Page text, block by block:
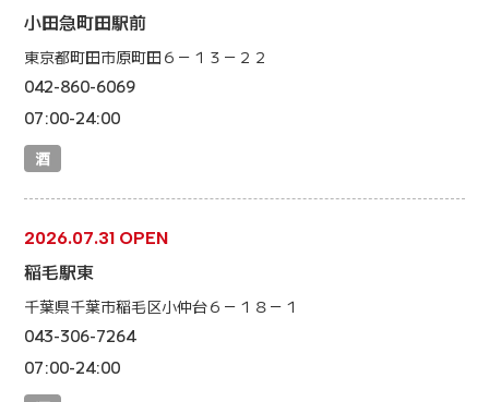
小田急町田駅前
東京都町田市原町田６－１３－２２
042-860-6069
07:00-24:00
酒
2026.07.31 OPEN
稲毛駅東
千葉県千葉市稲毛区小仲台６－１８－１
043-306-7264
07:00-24:00